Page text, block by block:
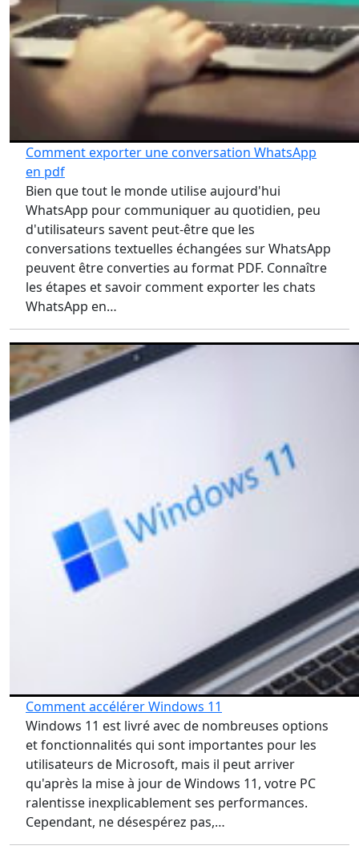
Comment exporter une conversation WhatsApp
en pdf
Bien que tout le monde utilise aujourd'hui
WhatsApp pour communiquer au quotidien, peu
d'utilisateurs savent peut-être que les
conversations textuelles échangées sur WhatsApp
peuvent être converties au format PDF. Connaître
les étapes et savoir comment exporter les chats
WhatsApp en…
Comment accélérer Windows 11
Windows 11 est livré avec de nombreuses options
et fonctionnalités qui sont importantes pour les
utilisateurs de Microsoft, mais il peut arriver
qu'après la mise à jour de Windows 11, votre PC
ralentisse inexplicablement ses performances.
Cependant, ne désespérez pas,…